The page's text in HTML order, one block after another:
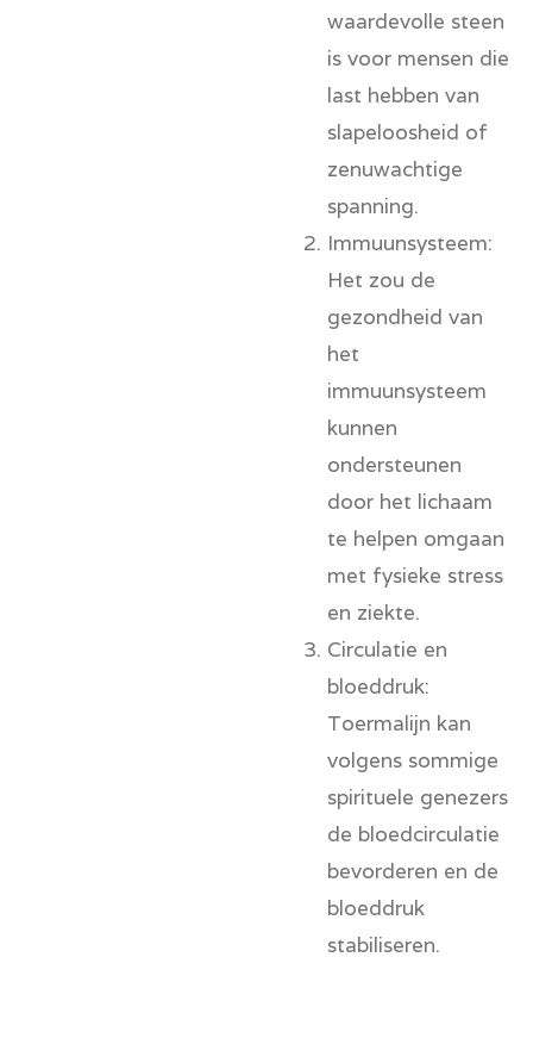
waardevolle steen
is voor mensen die
last hebben van
slapeloosheid of
zenuwachtige
spanning.
Immuunsysteem:
Het zou de
gezondheid van
het
immuunsysteem
kunnen
ondersteunen
door het lichaam
te helpen omgaan
met fysieke stress
en ziekte.
Circulatie en
bloeddruk:
Toermalijn kan
volgens sommige
spirituele genezers
de bloedcirculatie
bevorderen en de
bloeddruk
stabiliseren.